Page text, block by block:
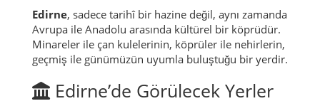
Edirne, sadece tarihî bir hazine değil, aynı zamanda
Avrupa ile Anadolu arasında kültürel bir köprüdür.
Minareler ile çan kulelerinin, köprüler ile nehirlerin,
geçmiş ile günümüzün uyumla buluştuğu bir yerdir.
Edirne’de Görülecek Yerler